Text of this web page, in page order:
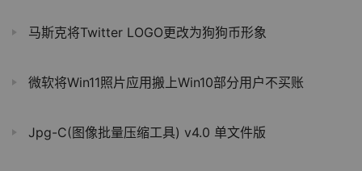
马斯克将Twitter LOGO更改为狗狗币形象
微软将Win11照片应用搬上Win10部分用户不买账
Jpg-C(图像批量压缩工具) v4.0 单文件版